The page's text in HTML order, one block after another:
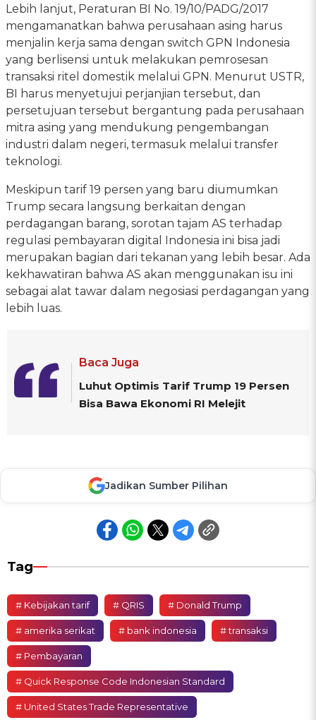
Lebih lanjut, Peraturan BI No. 19/10/PADG/2017
mengamanatkan bahwa perusahaan asing harus
menjalin kerja sama dengan switch GPN Indonesia
yang berlisensi untuk melakukan pemrosesan
transaksi ritel domestik melalui GPN. Menurut USTR,
BI harus menyetujui perjanjian tersebut, dan
persetujuan tersebut bergantung pada perusahaan
mitra asing yang mendukung pengembangan
industri dalam negeri, termasuk melalui transfer
teknologi.
Meskipun tarif 19 persen yang baru diumumkan
Trump secara langsung berkaitan dengan
perdagangan barang, sorotan tajam AS terhadap
regulasi pembayaran digital Indonesia ini bisa jadi
merupakan bagian dari tekanan yang lebih besar. Ada
kekhawatiran bahwa AS akan menggunakan isu ini
sebagai alat tawar dalam negosiasi perdagangan yang
lebih luas.
Baca Juga
Luhut Optimis Tarif Trump 19 Persen
Bisa Bawa Ekonomi RI Melejit
Jadikan Sumber Pilihan
Tag
# Kebijakan tarif # QRIS # Donald Trump
# amerika serikat # bank indonesia # transaksi
# Pembayaran
# Quick Response Code Indonesian Standard
# United States Trade Representative